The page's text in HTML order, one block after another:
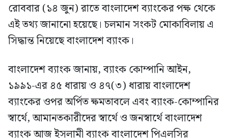
রোববার (১৪ জুন) রাতে বাংলাদেশ ব্যাংকের পক্ষ থেকে
এই তথ্য জানানো হয়েছে। চলমান সংকট মোকাবিলায় এ
সিদ্ধান্ত নিয়েছে বাংলাদেশ ব্যাংক।
বাংলাদেশ ব্যাংক জানায়, ব্যাংক কোম্পানি আইন,
১৯৯১-এর ৪৫ ধারায় ও ৪৭(৩) ধারায় বাংলাদেশ
ব্যাংকের ওপর অর্পিত ক্ষমতাবলে এবং ব্যাংক-কোম্পানির
স্বার্থে, আমানতকারীদের স্বার্থে ও জনস্বার্থে বাংলাদেশ
ব্যাংক আজ ইসলামী ব্যাংক বাংলাদেশ পিএলসির